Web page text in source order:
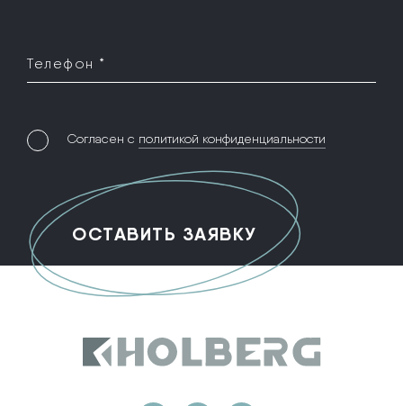
Телефон *
Согласен с политикой конфиденциальности